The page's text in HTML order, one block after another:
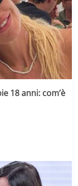
18 anni: com’è